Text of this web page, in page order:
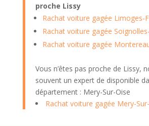
proche Lissy
Rachat voiture gagée Limoges-
Rachat voiture gagée
Rachat voiture gagée
Vous n’êtes pas proche de Lissy,
souvent un expert de disponible
département : Mery-Sur-Oise
Rachat voiture gagée Mery-